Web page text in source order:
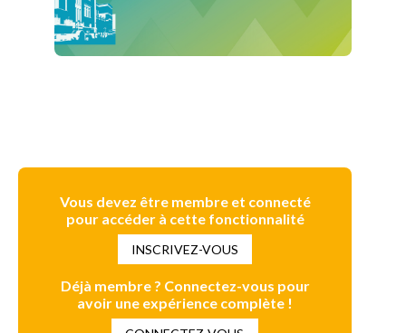
Vous devez être membre et connecté
pour accéder à cette fonctionnalité
INSCRIVEZ-VOUS
Déjà membre ? Connectez-vous pour
avoir une expérience complète !